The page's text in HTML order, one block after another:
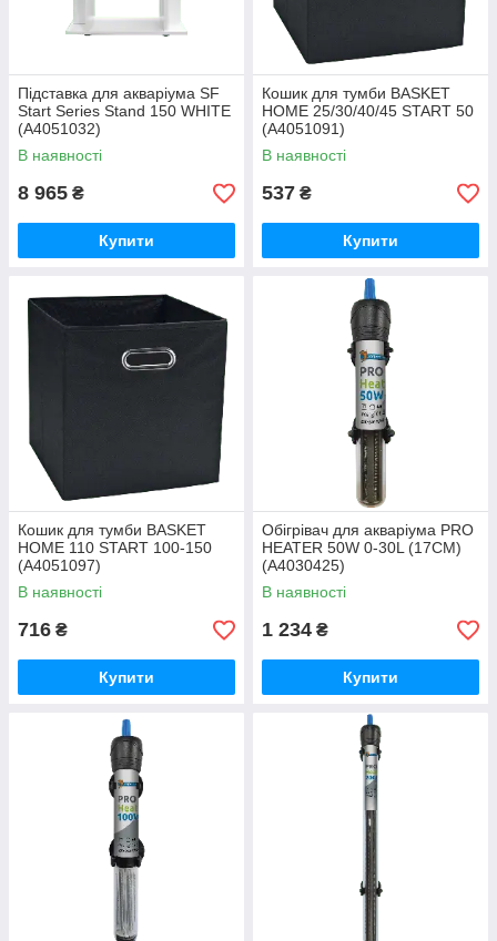
Підставка для акваріума SF
Start Series Stand 150 WHITE
(A4051032)
В наявності
8 965 ₴
Купити
Кошик для тумби BASKET
HOME 25/30/40/45 START 50
(A4051091)
В наявності
537 ₴
Купити
Кошик для тумби BASKET
HOME 110 START 100-150
(A4051097)
В наявності
716 ₴
Купити
Обігрівач для акваріума PRO
HEATER 50W 0-30L (17CM)
(A4030425)
В наявності
1 234 ₴
Купити